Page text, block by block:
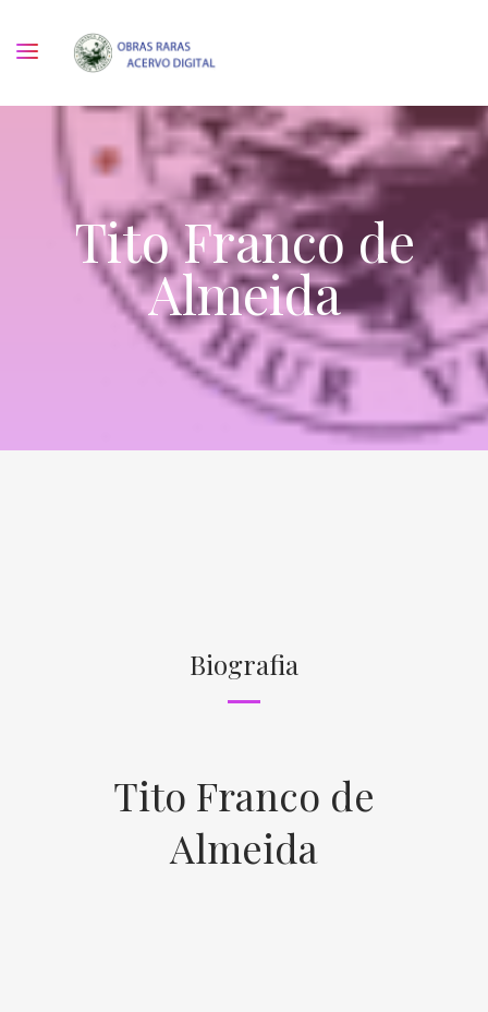
Tito Franco de
Almeida
Biografia
Tito Franco de
Almeida